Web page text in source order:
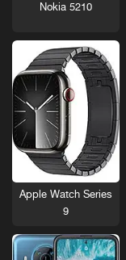
Nokia 5210
Apple Watch Series
9